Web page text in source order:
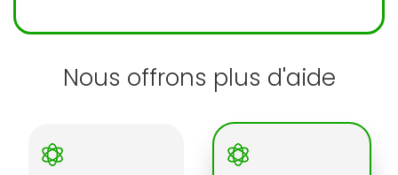
Nous offrons plus d'aide